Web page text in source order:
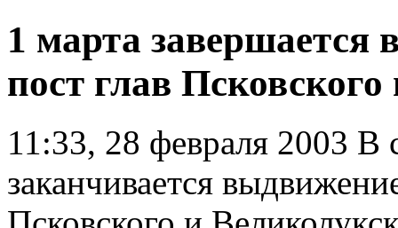
1 марта завершается
пост глав
11:33, 28 февраля 2003 В
заканчивается